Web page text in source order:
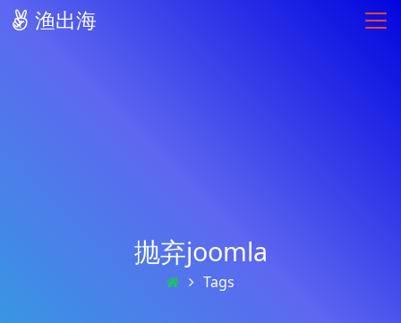
渔出海
抛弃joomla
Tags